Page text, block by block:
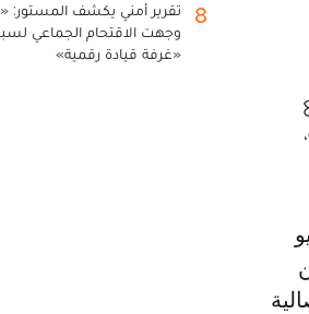
8
تقرير أمني يكشف المستور:
وجهت الاقتحام الجماعي
«غرفة قيادة رقمية»